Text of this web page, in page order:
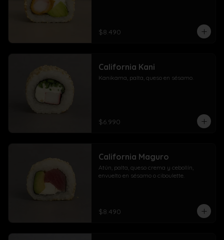
$8.490
California Kani
Kanikama, palta, queso en sésamo.
$6.990
California Maguro
Atún, palta, queso crema y cebollín,
envuelto en sésamo o ciboulette.
$8.490